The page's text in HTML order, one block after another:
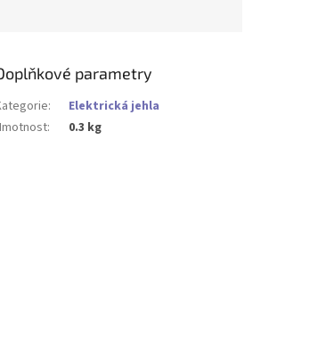
parametry
:
Elektrická jehla
: 0.3 kg